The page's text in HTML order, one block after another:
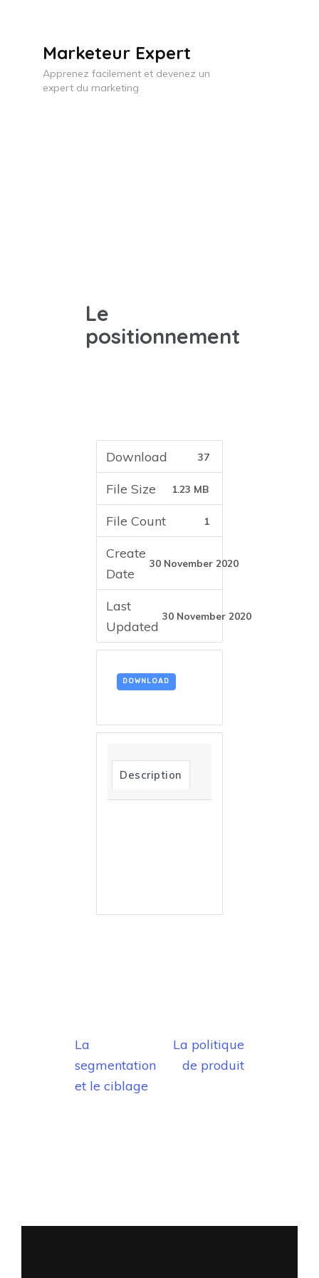
content
(Press
Marketeur Expert
Apprenez facilement et devenez un
expert du marketing
Le
positionnement
Download 37
File Size 1.23 MB
File Count 1
Create
Date
30 November 2020
Last
Updated
30 November 2020
DOWNLOAD
Description
navigation
La
segmentation
et le ciblage
La politique
de produit